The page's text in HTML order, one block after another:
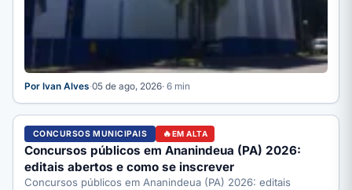
Por Ivan Alves·05 de ago, 2026· 6 min
CONCURSOS MUNICIPAIS EM ALTA
Concursos públicos em Ananindeua (PA) 2026:
editais abertos e como se inscrever
Concursos públicos em Ananindeua (PA) 2026: editais